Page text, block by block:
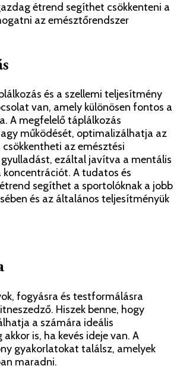
étrend segíthet csökkenteni a
az emésztőrendszer
és a szellemi teljesítmény
van, amely különösen fontos a
A megfelelő táplálkozás
működését, optimalizálhatja az
az emésztési
ezáltal javítva a mentális
A tudatos és
segíthet a sportolóknak a jobb
és az általános teljesítményük
fogyásra és testformálásra
Hiszek benne, hogy
a számára ideális
is, ha kevés ideje van. A
gyakorlatokat találsz, amelyek
maradni.